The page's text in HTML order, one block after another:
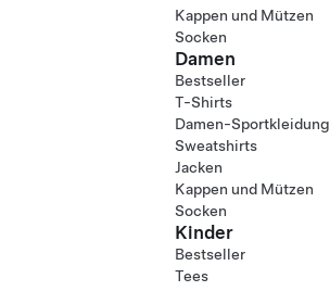
Kappen und Mützen
Socken
Damen
Bestseller
T-Shirts
Damen-Sportkleidung
Sweatshirts
Jacken
Kappen und Mützen
Socken
Kinder
Bestseller
Tees